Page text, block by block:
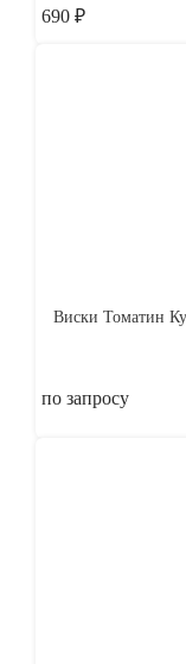
690 ₽
Виски Томатин
по запросу